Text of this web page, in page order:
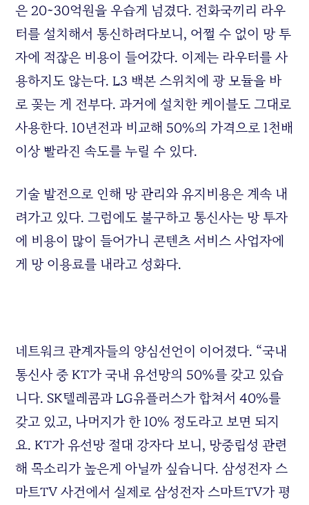
은 20~30억원을 우습게 넘겼다. 전화국끼리 라우
터를 설치해서 통신하려다보니, 어쩔 수 없이 망 투
자에 적잖은 비용이 들어갔다. 이제는 라우터를 사
용하지도 않는다. L3 백본 스위치에 광 모듈을 바
로 꽂는 게 전부다. 과거에 설치한 케이블도 그대로
사용한다. 10년전과 비교해 50%의 가격으로 1천배
이상 빨라진 속도를 누릴 수 있다.
기술 발전으로 인해 망 관리와 유지비용은 계속 내
려가고 있다. 그럼에도 불구하고 통신사는 망 투자
에 비용이 많이 들어가니 콘텐츠 서비스 사업자에
게 망 이용료를 내라고 성화다.
네트워크 관계자들의 양심선언이 이어졌다. “국내
통신사 중 KT가 국내 유선망의 50%를 갖고 있습
니다. SK텔레콤과 LG유플러스가 합쳐서 40%를
갖고 있고, 나머지가 한 10% 정도라고 보면 되지
요. KT가 유선망 절대 강자다 보니, 망중립성 관련
해 목소리가 높은게 아닐까 싶습니다. 삼성전자 스
마트TV 사건에서 실제로 삼성전자 스마트TV가 평